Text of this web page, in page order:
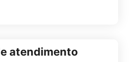
atendimento